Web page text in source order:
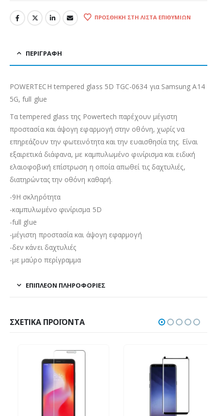
ΠΡΟΣΘΉΚΗ ΣΤΗ ΛΊΣΤΑ ΕΠΙΘΥΜΙΏΝ
ΠΕΡΙΓΡΑΦΉ
POWERTECH tempered glass 5D TGC-0634 για Samsung A14
5G, full glue
Τα tempered glass της Powertech παρέχουν μέγιστη
προστασία και άψογη εφαρμογή στην οθόνη, χωρίς να
επηρεάζουν την φωτεινότητα και την ευαισθησία της. Είναι
εξαιρετικά διάφανα, με καμπυλωμένο φινίρισμα και ειδική
ελαιοφοβική επίστρωση η οποία απωθεί τις δαχτυλιές,
διατηρώντας την οθόνη καθαρή.
-9H σκληρότητα
-καμπυλωμένο φινίρισμα 5D
-full glue
-μέγιστη προστασία και άψογη εφαρμογή
-δεν κάνει δαχτυλιές
-με μαύρο περίγραμμα
ΕΠΙΠΛΈΟΝ ΠΛΗΡΟΦΟΡΊΕΣ
ΣΧΕΤΙΚΆ ΠΡΟΪΌΝΤΑ